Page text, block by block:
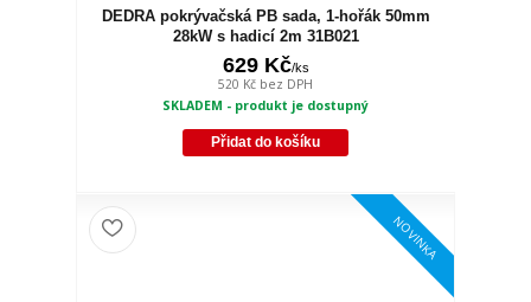
DEDRA pokrývačská PB sada, 1-hořák 50mm
28kW s hadicí 2m 31B021
629 Kč/ks
520 Kč bez DPH
SKLADEM - produkt je dostupný
Přidat do košíku
NOVINKA